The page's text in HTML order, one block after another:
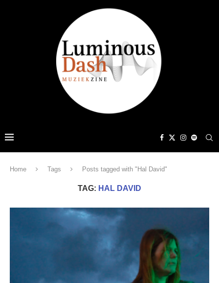
Home Tags Posts tagged with "Hal David"
TAG: HAL DAVID